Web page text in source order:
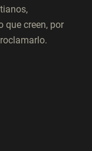
que creen, por